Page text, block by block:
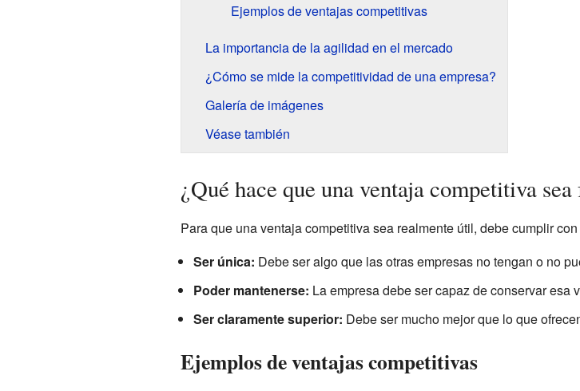
Ejemplos de ventajas competitivas
La importancia de la agilidad en el mercado
¿Cómo se mide la competitividad de una empresa?
Galería de imágenes
Véase también
¿Qué hace que una ventaja competitiva
Para que una ventaja competitiva sea realmente útil, debe cumplir
Ser única: Debe ser algo que las otras empresas no tengan o no
Poder mantenerse: La empresa debe ser capaz de conservar esa
Ser claramente superior: Debe ser mucho mejor que lo que
Ejemplos de ventajas competitivas